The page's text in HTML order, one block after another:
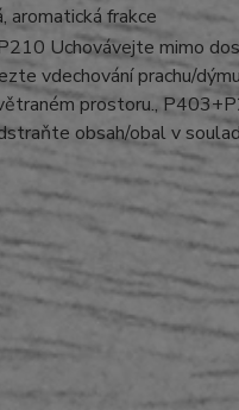
aromatická frakce
Uchovávejte mimo
vdechování prachu/
prostoru.,
obsah/obal v